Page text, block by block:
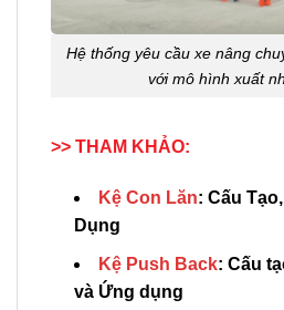
Hệ thống yêu cầu xe nâng
với mô hình xuất
>> THAM KHẢO:
Kệ Con Lăn: Cấu
Dụng
Kệ Push Back: Cấu
và Ứng dụng